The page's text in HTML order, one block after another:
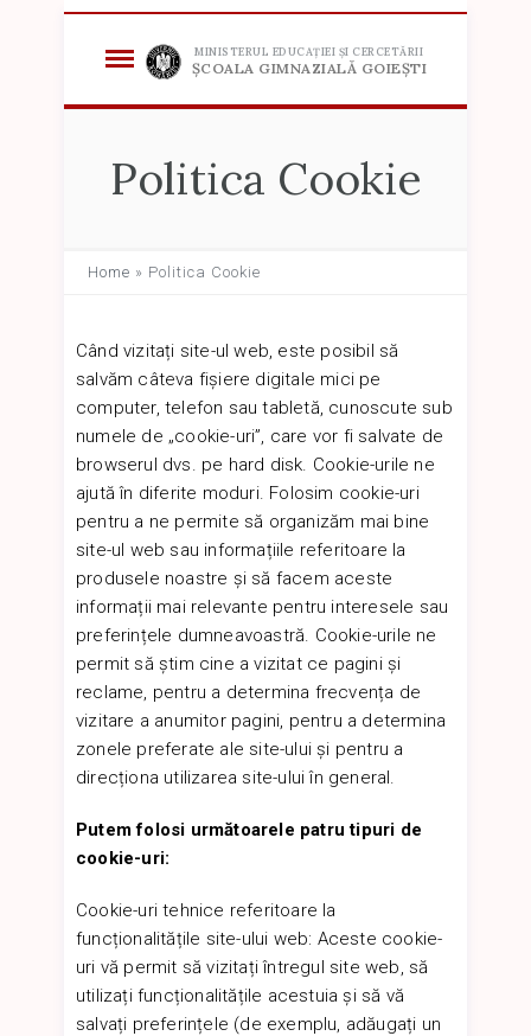
MINISTERUL EDUCAȚIEI ȘI CERCETĂRII
ȘCOALA GIMNAZIALĂ GOIEȘTI
Politica Cookie
Home » Politica Cookie
Când vizitați site-ul web, este posibil să
salvăm câteva fișiere digitale mici pe
computer, telefon sau tabletă, cunoscute sub
numele de „cookie-uri”, care vor fi salvate de
browserul dvs. pe hard disk. Cookie-urile ne
ajută în diferite moduri. Folosim cookie-uri
pentru a ne permite să organizăm mai bine
site-ul web sau informațiile referitoare la
produsele noastre și să facem aceste
informații mai relevante pentru interesele sau
preferințele dumneavoastră. Cookie-urile ne
permit să știm cine a vizitat ce pagini și
reclame, pentru a determina frecvența de
vizitare a anumitor pagini, pentru a determina
zonele preferate ale site-ului și pentru a
direcționa utilizarea site-ului în general.
Putem folosi următoarele patru tipuri de
cookie-uri:
Cookie-uri tehnice referitoare la
funcționalitățile site-ului web: Aceste cookie-
uri vă permit să vizitați întregul site web, să
utilizați funcționalitățile acestuia și să vă
salvați preferințele (de exemplu, adăugați un